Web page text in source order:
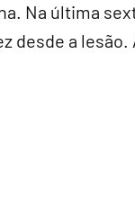
Na última
desde a lesão.